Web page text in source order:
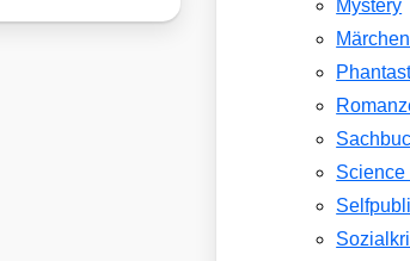
Mystery
Märchen
Science